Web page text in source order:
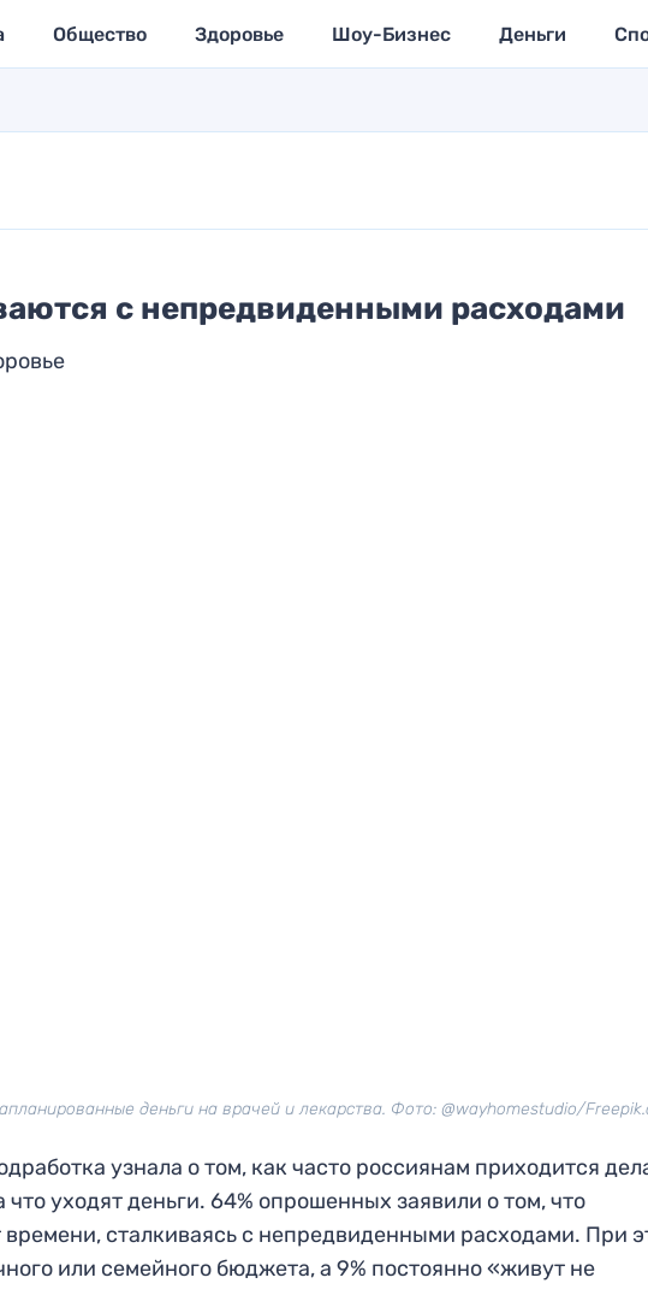
Общество Здоровье Шоу-Бизнес Деньги
с непредвиденными расходами
деньги на врачей и лекарства. Фото: @wayhomestudio/
узнала о том, как часто россиянам приходится
уходят деньги. 64% опрошенных заявили о том, что
сталкиваясь с непредвиденными расходами. При
или семейного бюджета, а 9% постоянно «живут не